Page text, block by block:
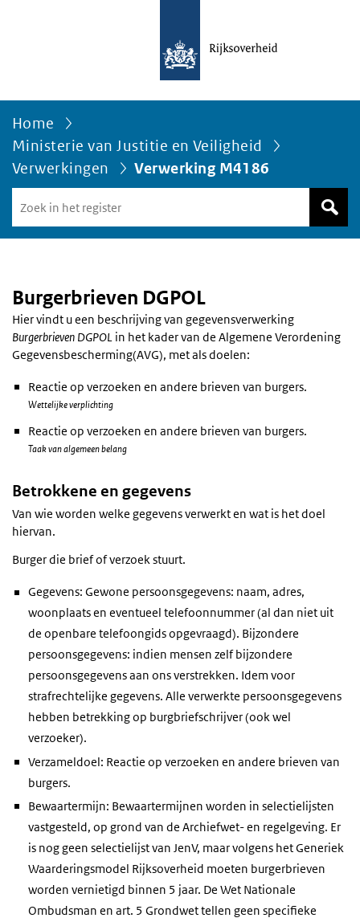
Home
Ministerie van Justitie en Veiligheid
Verwerkingen
Verwerking M4186
in
het
Burgerbrieven DGPOL
Hier vindt u een beschrijving van gegevensverwerking
Burgerbrieven DGPOL in het kader van de Algemene Verordening
Gegevensbescherming(AVG), met als doelen:
Reactie op verzoeken en andere brieven van burgers.
Wettelijke verplichting
Reactie op verzoeken en andere brieven van burgers.
Taak van algemeen belang
Betrokkene en gegevens
Van wie worden welke gegevens verwerkt en wat is het doel
hiervan.
Burger die brief of verzoek stuurt.
Gegevens: Gewone persoonsgegevens: naam, adres,
woonplaats en eventueel telefoonnummer (al dan niet uit
de openbare telefoongids opgevraagd). Bijzondere
persoonsgegevens: indien mensen zelf bijzondere
persoonsgegevens aan ons verstrekken. Idem voor
strafrechtelijke gegevens. Alle verwerkte persoonsgegevens
hebben betrekking op burgbriefschrijver (ook wel
verzoeker).
Verzameldoel: Reactie op verzoeken en andere brieven van
burgers.
Bewaartermijn: Bewaartermijnen worden in selectielijsten
vastgesteld, op grond van de Archiefwet- en regelgeving. Er
is nog geen selectielijst van JenV, maar volgens het Generiek
Waarderingsmodel Rijksoverheid moeten burgerbrieven
worden vernietigd binnen 5 jaar. De Wet Nationale
Ombudsman en art. 5 Grondwet tellen geen specifieke